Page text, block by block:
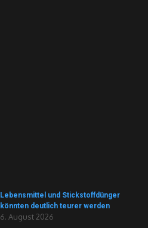
Lebensmittel und Stickstoffdünger
könnten deutlich teurer werden
6. August 2026